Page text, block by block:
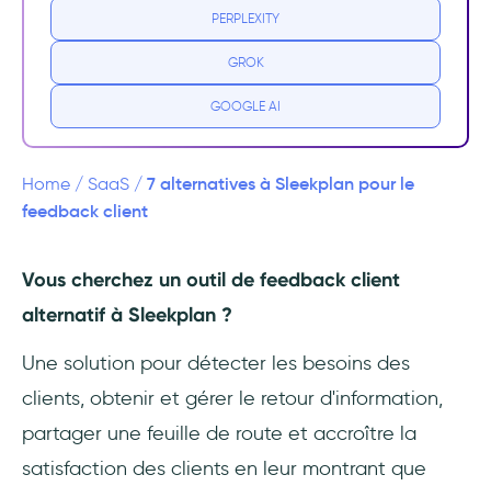
Longue procédure de mise en place
Espace de travail/domaine limité
Les 7 meilleures alternatives à Sleekplan
#2 UserVoice - l'outil de recherche utilisateur
#3 Productboard - l'outil de centralisation
route
PERPLEXITY
GROK
GOOGLE AI
Home / SaaS / 7 alternatives à Sleekplan pour le
feedback client
Vous cherchez un outil de feedback client
alternatif à Sleekplan ?
Une solution pour détecter les besoins des
clients, obtenir et gérer le retour d'information,
partager une feuille de route et accroître la
satisfaction des clients en leur montrant que